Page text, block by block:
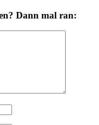
Dann mal ran: